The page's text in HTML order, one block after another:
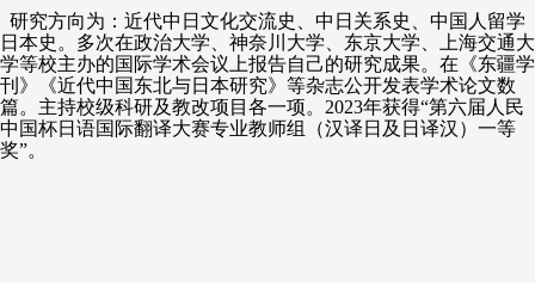
研究方向为：近代中日文化交流史、中日关系史、中国人留学
日本史。多次在政治大学、神奈川大学、东京大学、上海交通大
学等校主办的国际学术会议上报告自己的研究成果。在《东疆学
刊》《近代中国东北与日本研究》等杂志公开发表学术论文数
篇。主持校级科研及教改项目各一项。 2023年获得“第六届人民
中国杯日语国际翻译大赛专业教师组（汉译日及日译汉）一等
奖”。